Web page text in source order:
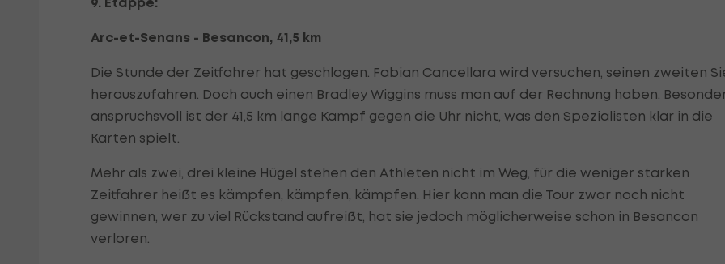
Arc-et-Senans - Besancon, 41,5 km
Die Stunde der Zeitfahrer hat geschlagen. Fabian Cancellara wird versuchen, seinen zweiten
herauszufahren. Doch auch einen Bradley Wiggins muss man auf der Rechnung haben.
anspruchsvoll ist der 41,5 km lange Kampf gegen die Uhr nicht, was den Spezialisten klar in die
Karten spielt.
Mehr als zwei, drei kleine Hügel stehen den Athleten nicht im Weg, für die weniger starken
Zeitfahrer heißt es kämpfen, kämpfen, kämpfen. Hier kann man die Tour zwar noch nicht
gewinnen, wer zu viel Rückstand aufreißt, hat sie jedoch möglicherweise schon in Besancon
verloren.